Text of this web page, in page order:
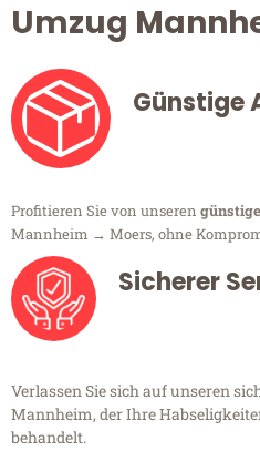
Umzug
Günstige
Profitieren Sie von unseren
Mannheim → Moers, ohne
Sicherer
Verlassen Sie sich auf unseren
Mannheim, der Ihre
behandelt.